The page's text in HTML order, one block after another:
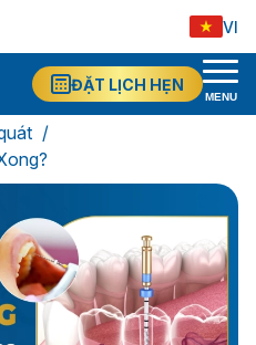
VI
ĐẶT LỊCH HẸN
MENU